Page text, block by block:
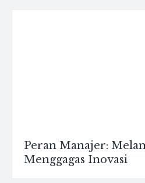
Peran Manajer:
Menggagas Inovasi